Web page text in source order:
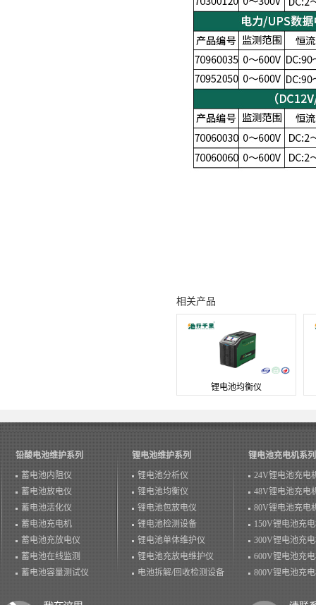
相关产品
锂电池均衡仪
铅酸电池维护系列
蓄电池内阻仪
蓄电池放电仪
蓄电池活化仪
蓄电池充电机
蓄电池充放电仪
蓄电池在线监测
蓄电池容量测试仪
锂电池维护系列
锂电池分析仪
锂电池均衡仪
锂电池包放电仪
锂电池检测设备
锂电池单体维护仪
锂电池充放电维护仪
电池拆解/回收检测设备
锂电池充电机系列
24V锂电池充电
48V锂电池充电
80V锂电池充电
150V锂电池充
300V锂电池充
600V锂电池充
800V锂电池充